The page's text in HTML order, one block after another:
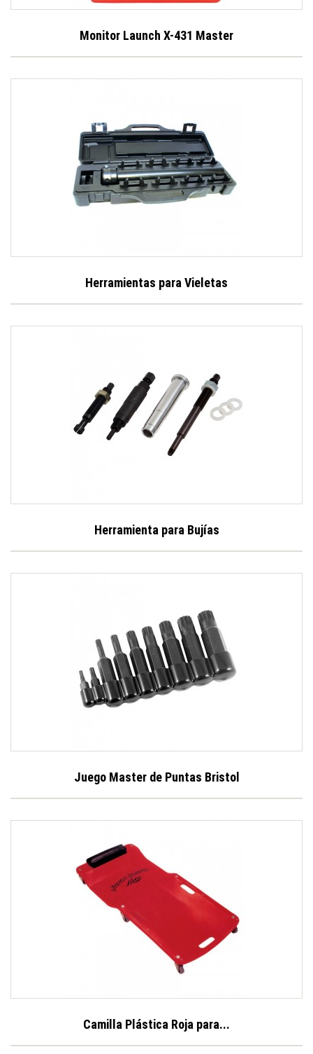
Monitor Launch X-431 Master
Herramientas para Vieletas
Herramienta para Bujías
Juego Master de Puntas Bristol
Camilla Plástica Roja para...